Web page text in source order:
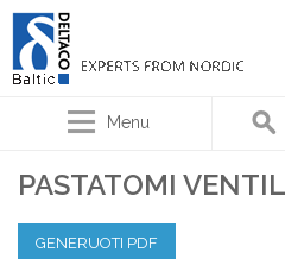
Menu
PASTATOMI
GENERUOTI PDF